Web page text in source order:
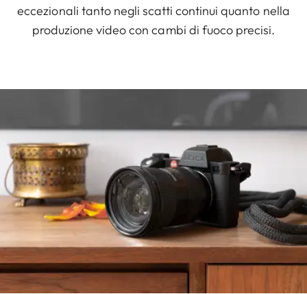
eccezionali tanto negli scatti continui quanto nella
produzione video con cambi di fuoco precisi.